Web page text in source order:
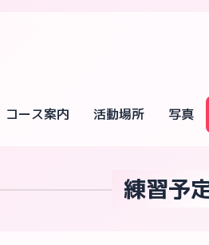
コース案内 活動場所 写真
練習予